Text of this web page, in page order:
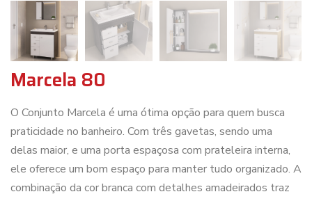
Marcela 80
O Conjunto Marcela é uma ótima opção para quem busca
praticidade no banheiro. Com três gavetas, sendo uma
delas maior, e uma porta espaçosa com prateleira interna,
ele oferece um bom espaço para manter tudo organizado. A
combinação da cor branca com detalhes amadeirados traz